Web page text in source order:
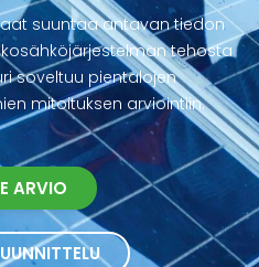
suuntaa antavan tiedon
tehosta
soveltuu pientalojen
mitoituksen arviointiin.
ARVIO